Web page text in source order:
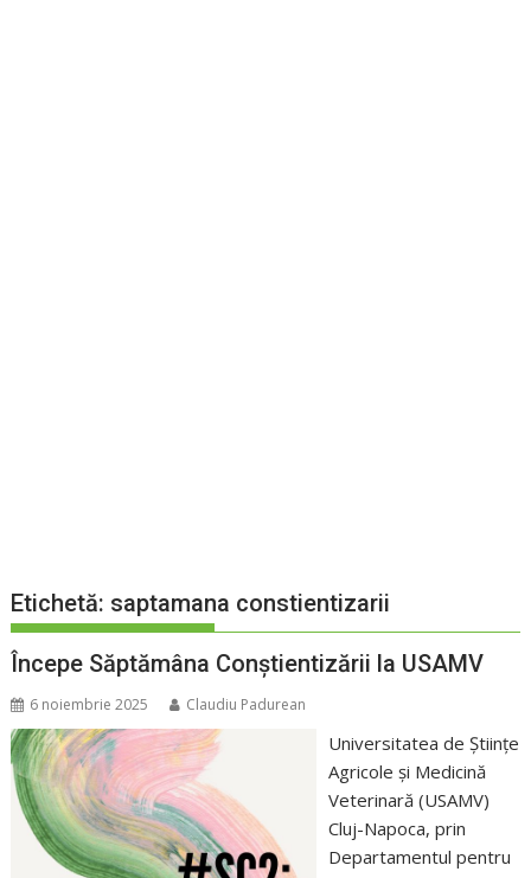
Etichetă: saptamana constientizarii
Începe Săptămâna Conștientizării la USAMV
6 noiembrie 2025 Claudiu Padurean
Universitatea de Științe
Agricole și Medicină
Veterinară (USAMV)
Cluj-Napoca, prin
Departamentul pentru